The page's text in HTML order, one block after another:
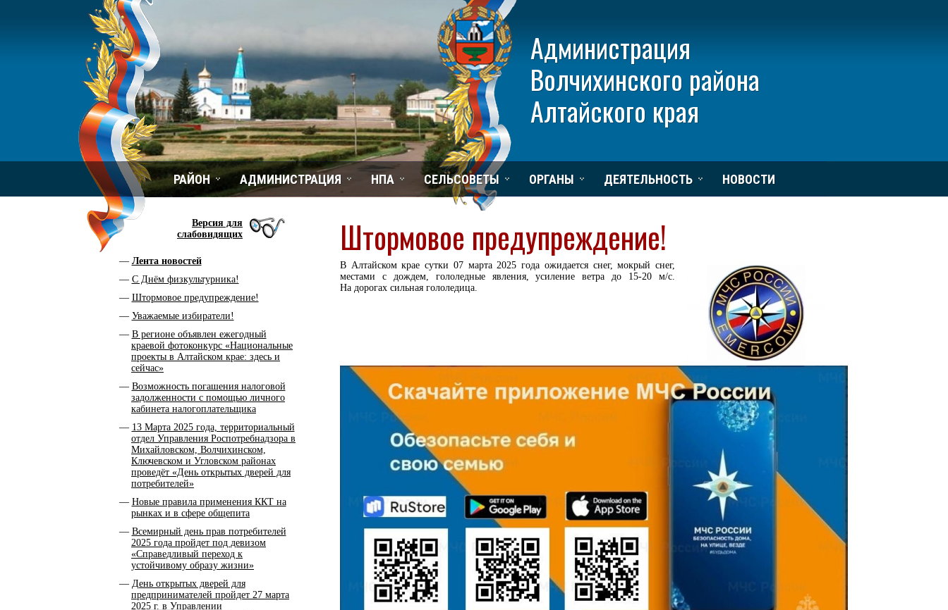
Администрация
Волчихинского района
Алтайского края
РАЙОН АДМИНИСТРАЦИЯ НПА СЕЛЬСОВЕТЫ ОРГАНЫ ДЕЯТЕЛЬНОСТЬ НОВОСТИ
Версия для
слабовидящих
Лента новостей
С Днём физкультурника!
Штормовое предупреждение!
Уважаемые избиратели!
В регионе объявлен ежегодный
краевой фотоконкурс «Национальные
проекты в Алтайском крае: здесь и
сейчас»
Возможность погашения налоговой
задолженности с помощью личного
кабинета налогоплательщика
13 Марта 2025 года, территориальный
отдел Управления Роспотребнадзора в
Михайловском, Волчихинском,
Ключевском и Угловском районах
проведёт «День открытых дверей для
потребителей»
Новые правила применения ККТ на
рынках и в сфере общепита
Всемирный день прав потребителей
2025 года пройдет под девизом
«Справедливый переход к
устойчивому образу жизни»
День открытых дверей для
предпринимателей пройдет 27 марта
2025 г. в Управлении
Штормовое предупреждение!
В Алтайском крае сутки 07 марта 2025 года ожидается снег, мокрый снег,
местами с дождем, гололедные явления, усиление ветра до 15-20 м/с.
На дорогах сильная гололедица.